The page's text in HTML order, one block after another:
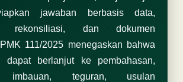
jawaban berbasis data,
rekonsiliasi, dan dokumen
111/2025 menegaskan bahwa
dapat berlanjut ke pembahasan,
imbauan, teguran, usulan